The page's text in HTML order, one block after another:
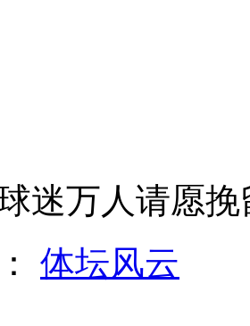
议奥运交通管制
熊猫幼仔
万人请愿挽
体坛风云